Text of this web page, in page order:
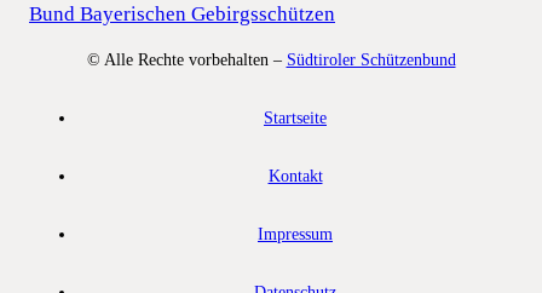
Bund Bayerischen Gebirgsschützen
© Alle Rechte vorbehalten – Südtiroler Schützenbund
Startseite
Kontakt
Impressum